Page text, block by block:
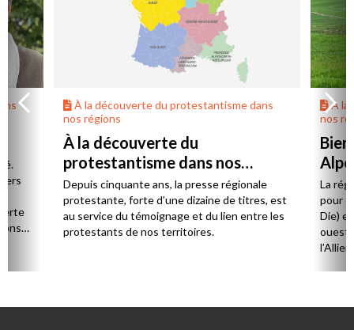
À la découverte du protestantisme dans
nos régions
À la découverte du
protestantisme dans nos
régions
Depuis cinquante ans, la presse régionale
protestante, forte d’une dizaine de titres, est
au service du témoignage et du lien entre les
protestants de nos territoires.
À la
nos
La
pour
Die)
ouest,